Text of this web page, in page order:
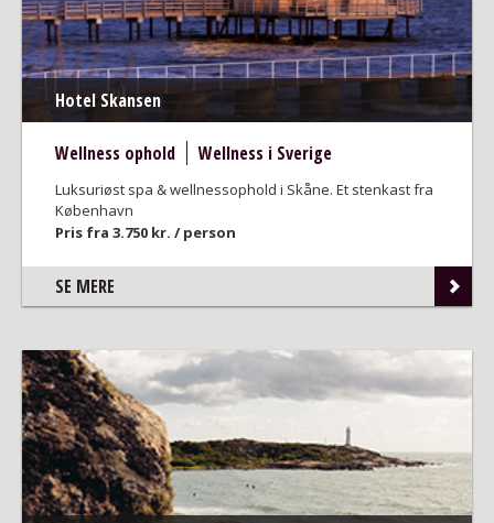
Hotel Skansen
Wellness ophold Wellness i Sverige
Luksuriøst spa & wellnessophold i Skåne. Et stenkast fra
København
Pris fra 3.750 kr. / person
SE MERE